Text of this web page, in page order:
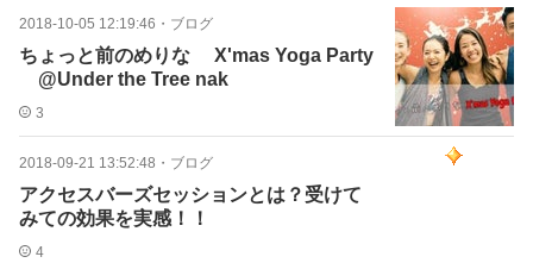
2018-10-05 12:19:46 ・ ブログ
ちょっと前のめりな X'mas Yoga Party
@Under the Tree nak
3
2018-09-21 13:52:48 ・ ブログ
アクセスバーズセッションとは？受けて
みての効果を実感！！
4